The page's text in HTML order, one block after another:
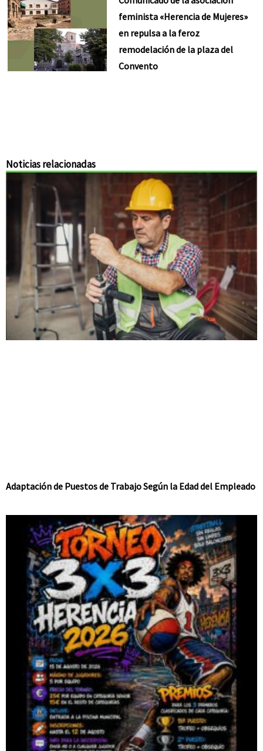
feminista «Herencia de Mujeres»
en repulsa a la feroz
remodelación de la plaza del
Convento
Noticias relacionadas
Adaptación de Puestos de Trabajo Según la Edad del Empleado